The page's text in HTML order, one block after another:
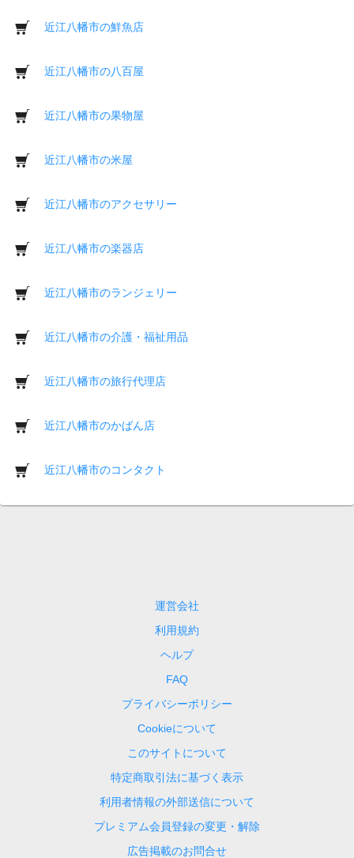
近江八幡市の鮮魚店
近江八幡市の八百屋
近江八幡市の果物屋
近江八幡市の米屋
近江八幡市のアクセサリー
近江八幡市の楽器店
近江八幡市のランジェリー
近江八幡市の介護・福祉用品
近江八幡市の旅行代理店
近江八幡市のかばん店
近江八幡市のコンタクト
運営会社
利用規約
ヘルプ
FAQ
プライバシーポリシー
Cookieについて
このサイトについて
特定商取引法に基づく表示
利用者情報の外部送信について
プレミアム会員登録の変更・解除
広告掲載のお問合せ